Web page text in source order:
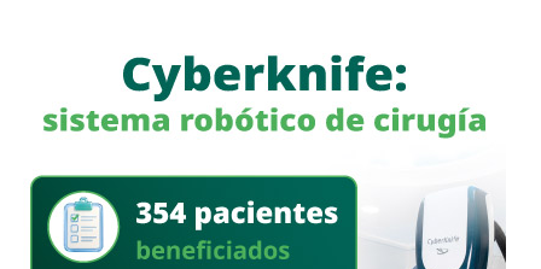
A esa revisión le vamos a llamarEl Graznido del Pato. No
para darles importancia —lo último que merecen— sino
para lo contrario: para que al menos
mi Culto Público y el
La legisladora destacó que, la Ley General de Movilidad y
Seguridad Vial establece la obligación de las autoridades
competentes de implementar medidas preventivas
en la mayor medida posible, la protección de la vida y la
integridad física de las personas durante sus
desplazamientos por las vías públicas.